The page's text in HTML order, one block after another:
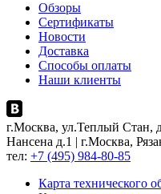
Обзоры
Сертификаты
Новости
Доставка
Способы оплаты
Наши клиенты
г.Москва, ул.Теплый Стан,
Нансена д.1 | г.Москва,
тел: +7 (495) 984-80-85
Карта технического